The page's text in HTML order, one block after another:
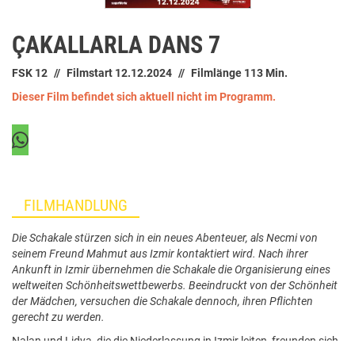
ÇAKALLARLA DANS 7
FSK 12 Filmstart 12.12.2024
Filmlänge 113 Min.
Dieser Film befindet sich aktuell nicht im Programm.
FILMHANDLUNG
Die Schakale stürzen sich in ein neues Abenteuer, als Necmi von
seinem Freund Mahmut aus Izmir kontaktiert wird. Nach ihrer
Ankunft in Izmir übernehmen die Schakale die Organisierung eines
weltweiten Schönheitswettbewerbs. Beeindruckt von der Schönheit
der Mädchen, versuchen die Schakale dennoch, ihren Pflichten
gerecht zu werden.
Nalan und Lidya, die die Niederlassung in Izmir leiten, freunden sich